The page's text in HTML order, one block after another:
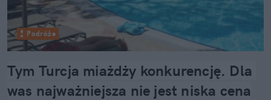
Podróże
Tym Turcja miażdży konkurencję. Dla
was najważniejsza nie jest niska cena